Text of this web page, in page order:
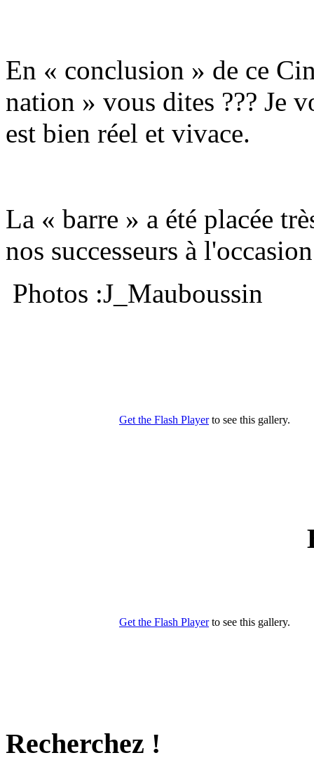
En « conclusion » de ce
nation » vous dites ??? Je
est bien réel et vivace.
La « barre » a été placée
nos successeurs à
Photos :J_Mauboussin
Recherchez !